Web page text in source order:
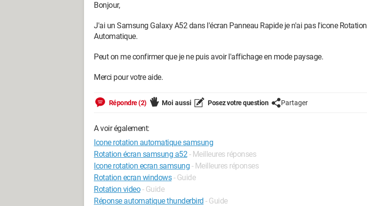
Bonjour,
J'ai un Samsung Galaxy A52 dans l'écran Panneau Rapide je n'ai pas l'icone Rotation
Automatique.
Peut on me confirmer que je ne puis avoir l'affichage en mode paysage.
Merci pour votre aide.
Répondre (2) Moi aussi Posez votre question Partager
A voir également:
Icone rotation automatique samsung
Rotation écran samsung a52 - Meilleures réponses
Icone rotation ecran samsung - Meilleures réponses
Rotation ecran windows - Guide
Rotation video - Guide
Réponse automatique thunderbird - Guide